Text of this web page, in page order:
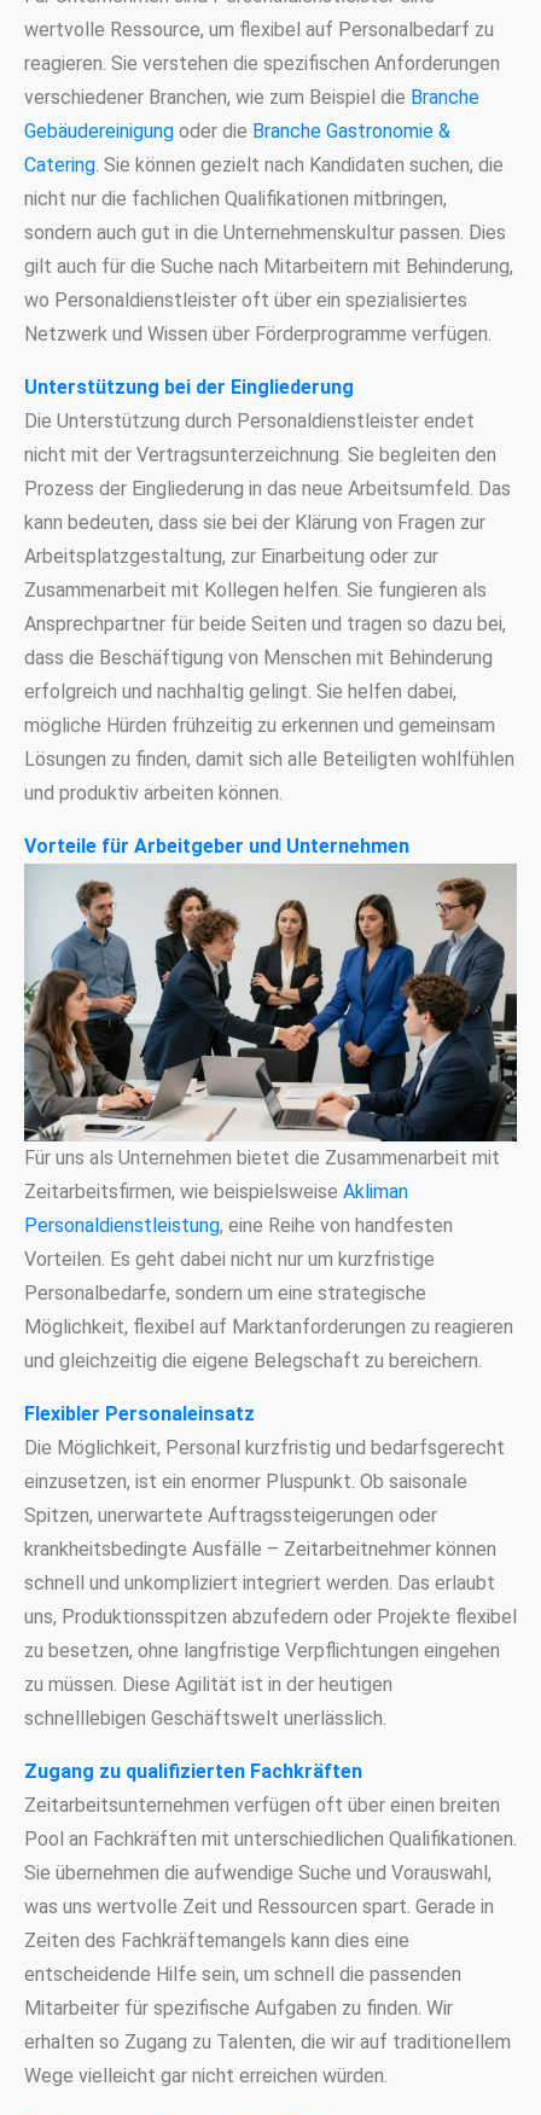
wertvolle Ressource, um flexibel auf Personalbedarf zu
reagieren. Sie verstehen die spezifischen Anforderungen
verschiedener Branchen, wie zum Beispiel die Branche
Gebäudereinigung oder die Branche Gastronomie &
Catering. Sie können gezielt nach Kandidaten suchen, die
nicht nur die fachlichen Qualifikationen mitbringen,
sondern auch gut in die Unternehmenskultur passen. Dies
gilt auch für die Suche nach Mitarbeitern mit Behinderung,
wo Personaldienstleister oft über ein spezialisiertes
Netzwerk und Wissen über Förderprogramme verfügen.
Unterstützung bei der Eingliederung
Die Unterstützung durch Personaldienstleister endet
nicht mit der Vertragsunterzeichnung. Sie begleiten den
Prozess der Eingliederung in das neue Arbeitsumfeld. Das
kann bedeuten, dass sie bei der Klärung von Fragen zur
Arbeitsplatzgestaltung, zur Einarbeitung oder zur
Zusammenarbeit mit Kollegen helfen. Sie fungieren als
Ansprechpartner für beide Seiten und tragen so dazu bei,
dass die Beschäftigung von Menschen mit Behinderung
erfolgreich und nachhaltig gelingt. Sie helfen dabei,
mögliche Hürden frühzeitig zu erkennen und gemeinsam
Lösungen zu finden, damit sich alle Beteiligten wohlfühlen
und produktiv arbeiten können.
Vorteile für Arbeitgeber und Unternehmen
Für uns als Unternehmen bietet die Zusammenarbeit mit
Zeitarbeitsfirmen, wie beispielsweise Akliman
Personaldienstleistung, eine Reihe von handfesten
Vorteilen. Es geht dabei nicht nur um kurzfristige
Personalbedarfe, sondern um eine strategische
Möglichkeit, flexibel auf Marktanforderungen zu reagieren
und gleichzeitig die eigene Belegschaft zu bereichern.
Flexibler Personaleinsatz
Die Möglichkeit, Personal kurzfristig und bedarfsgerecht
einzusetzen, ist ein enormer Pluspunkt. Ob saisonale
Spitzen, unerwartete Auftragssteigerungen oder
krankheitsbedingte Ausfälle – Zeitarbeitnehmer können
schnell und unkompliziert integriert werden. Das erlaubt
uns, Produktionsspitzen abzufedern oder Projekte flexibel
zu besetzen, ohne langfristige Verpflichtungen eingehen
zu müssen. Diese Agilität ist in der heutigen
schnelllebigen Geschäftswelt unerlässlich.
Zugang zu qualifizierten Fachkräften
Zeitarbeitsunternehmen verfügen oft über einen breiten
Pool an Fachkräften mit unterschiedlichen Qualifikationen.
Sie übernehmen die aufwendige Suche und Vorauswahl,
was uns wertvolle Zeit und Ressourcen spart. Gerade in
Zeiten des Fachkräftemangels kann dies eine
entscheidende Hilfe sein, um schnell die passenden
Mitarbeiter für spezifische Aufgaben zu finden. Wir
erhalten so Zugang zu Talenten, die wir auf traditionellem
Wege vielleicht gar nicht erreichen würden.